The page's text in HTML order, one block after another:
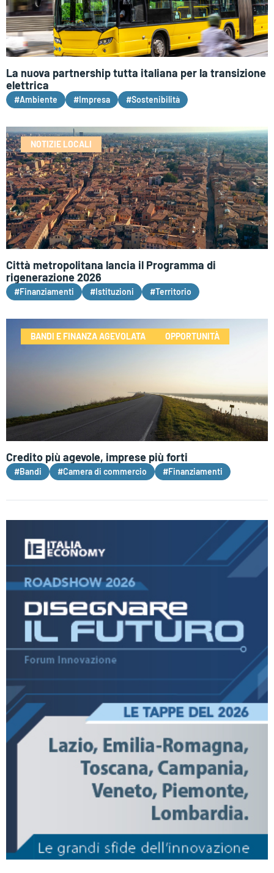
La nuova partnership tutta italiana per la transizione
elettrica
#Ambiente #Impresa #Sostenibilità
NOTIZIE LOCALI
Città metropolitana lancia il Programma di
rigenerazione 2026
#Finanziamenti #Istituzioni #Territorio
BANDI E FINANZA AGEVOLATA OPPORTUNITÀ
Credito più agevole, imprese più forti
#Bandi #Camera di commercio #Finanziamenti